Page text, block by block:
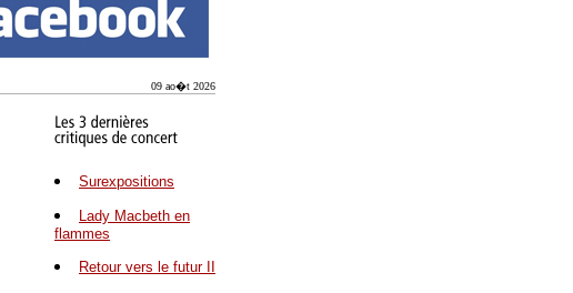
09 ao�t 2026
Surexpositions
Lady Macbeth en
flammes
Retour vers le futur II